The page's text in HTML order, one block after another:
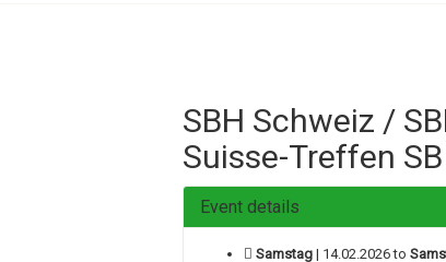
SBH Schweiz /
Suisse-Treffen
Event details
Samstag | 14.02.2026 to